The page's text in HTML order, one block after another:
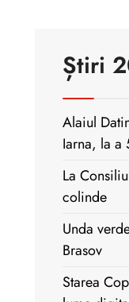
Știri
Alaiul
Iarna, la a
La
colinde
Unda
Brasov
Starea